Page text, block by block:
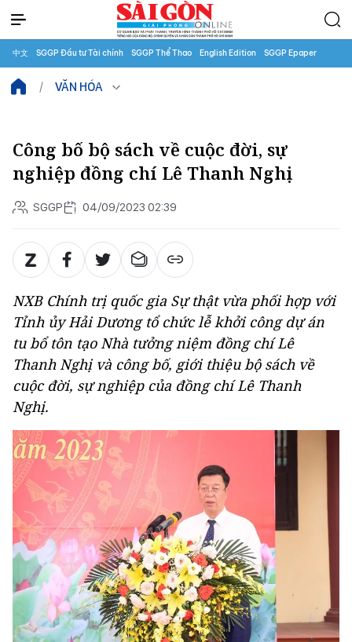
中文 SGGP Đầu tư Tài chính SGGP Thể Thao English Edition SGGP Epaper
VĂN HÓA
Công bố bộ sách về cuộc đời, sự
nghiệp đồng chí Lê Thanh Nghị
SGGP 04/09/2023 02:39
NXB Chính trị quốc gia Sự thật vừa phối hợp với
Tỉnh ủy Hải Dương tổ chức lễ khởi công dự án
tu bổ tôn tạo Nhà tưởng niệm đồng chí Lê
Thanh Nghị và công bố, giới thiệu bộ sách về
cuộc đời, sự nghiệp của đồng chí Lê Thanh
Nghị.